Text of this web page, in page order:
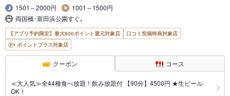
1501～2000円
1001～1500円
両国橋･富田浜公園すぐ｡
【アプリ予約限定】最大800ポイント還元対象店
口コミ投稿特典対象店
ポイントプラス対象店
クーポン コース
≪大人気≫全44種食べ放題！飲み放題付 【90分】4500円 ★生ビール
OK！